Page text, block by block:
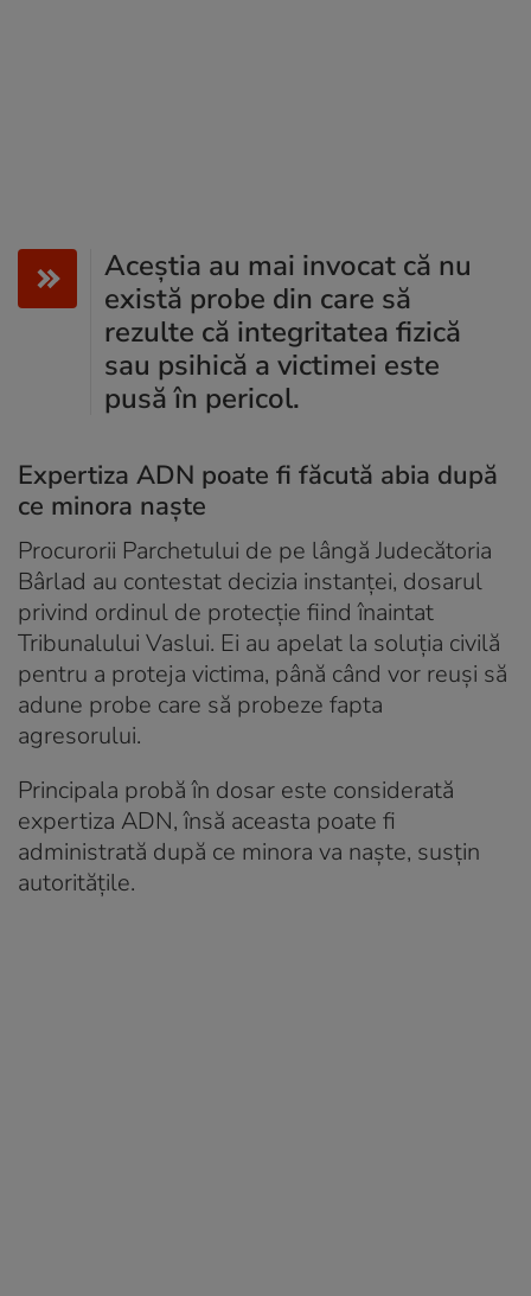
Aceștia au mai invocat că nu
există probe din care să
rezulte că integritatea fizică
sau psihică a victimei este
pusă în pericol.
Expertiza ADN poate fi făcută abia după
ce minora naște
Procurorii Parchetului de pe lângă Judecătoria
Bârlad au contestat decizia instanței, dosarul
privind ordinul de protecție fiind înaintat
Tribunalului Vaslui. Ei au apelat la soluția civilă
pentru a proteja victima, până când vor reuși să
adune probe care să probeze fapta
agresorului.
Principala probă în dosar este considerată
expertiza ADN, însă aceasta poate fi
administrată după ce minora va naște, susțin
autoritățile.